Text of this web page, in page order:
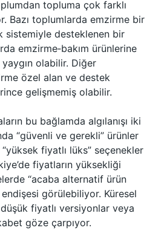
topluma çok farklı
Bazı toplumlarda emzirme bir
sistemiyle desteklenen bir
emzirme‑bakım ürünlerine
olabilir. Diğer
özel alan ve destek
gelişmemiş olabilir.
bu bağlamda algılanışı iki
“güvenli ve gerekli” ürünler
fiyatlı lüks” seçenekler
fiyatların yüksekliği
“acaba alternatif ürün
görülebiliyor. Küresel
fiyatlı versiyonlar veya
göze çarpıyor.